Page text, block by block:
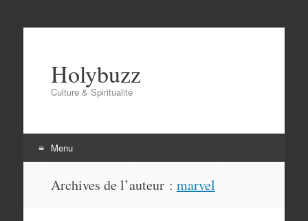
Holybuzz
Culture & Spiritualité
Menu
Archives de l’auteur : marvel